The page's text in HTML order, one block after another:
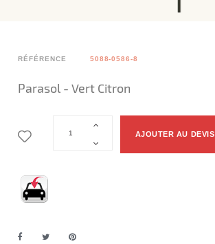
RÉFÉRENCE 5088-0586-8
Parasol - Vert Citron
AJOUTER AU DEVIS